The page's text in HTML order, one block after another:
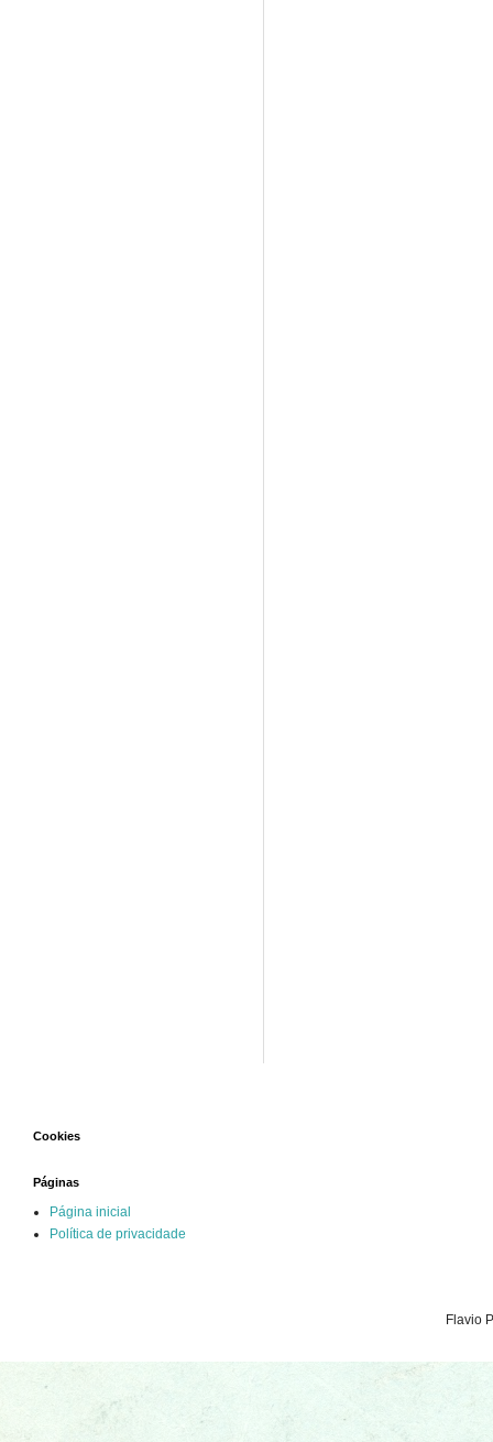
Cookies
Páginas
Página inicial
Política de privacidade
Flavio